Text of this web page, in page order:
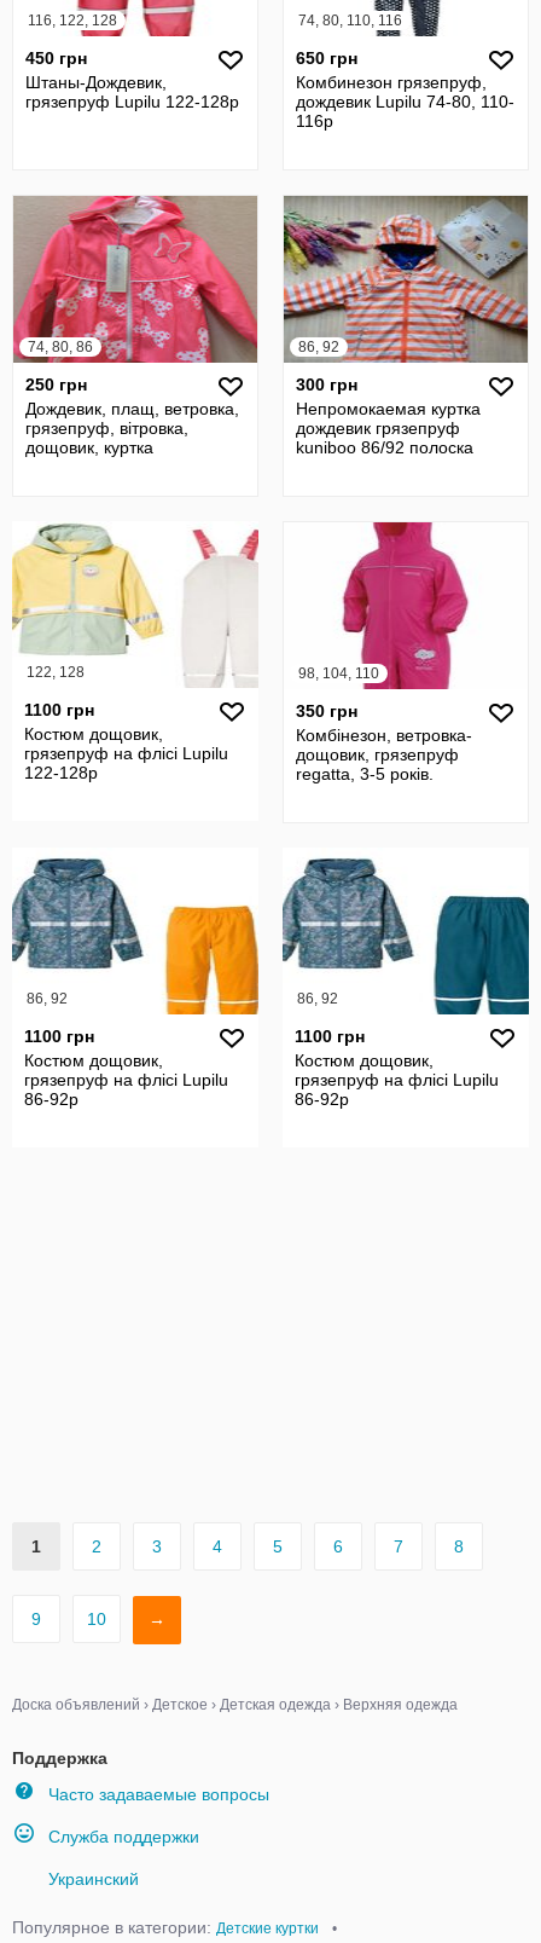
116, 122, 128
450 грн
Штаны-Дождевик,
грязепруф Lupilu 122-128р
74, 80, 110, 116
650 грн
Комбинезон грязепруф,
дождевик Lupilu 74-80, 110-
116р
74, 80, 86
250 грн
Дождевик, плащ, ветровка,
грязепруф, вітровка,
дощовик, куртка
86, 92
300 грн
Непромокаемая куртка
дождевик грязепруф
kuniboo 86/92 полоска
122, 128
1100 грн
Костюм дощовик,
грязепруф на флісі Lupilu
122-128р
98, 104, 110
350 грн
Комбінезон, ветровка-
дощовик, грязепруф
regatta, 3-5 років.
86, 92
1100 грн
Костюм дощовик,
грязепруф на флісі Lupilu
86-92р
86, 92
1100 грн
Костюм дощовик,
грязепруф на флісі Lupilu
86-92р
1 2 3 4 5 6 7 8
9 10 →
Доска объявлений › Детское › Детская одежда › Верхняя одежда
Поддержка
Часто задаваемые вопросы
Служба поддержки
Украинский
Популярное в категории: Детские куртки
•